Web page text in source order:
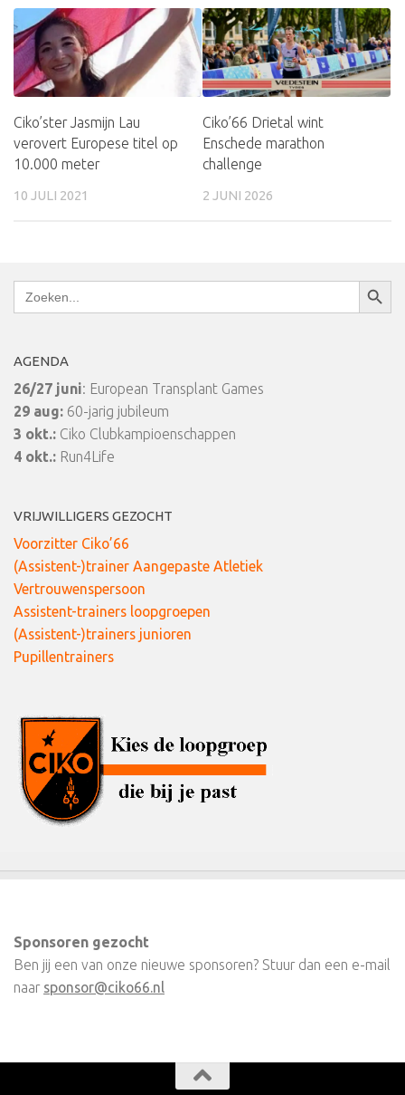
Ciko’ster Jasmijn Lau
verovert Europese titel op
10.000 meter
10 JULI 2021
Ciko’66 Drietal wint
Enschede marathon
challenge
2 JUNI 2026
Zoek
naar:
AGENDA
26/27 juni: European Transplant Games
29 aug: 60-jarig jubileum
3 okt.: Ciko Clubkampioenschappen
4 okt.: Run4Life
VRIJWILLIGERS GEZOCHT
Voorzitter Ciko’66
(Assistent-)trainer Aangepaste Atletiek
Vertrouwenspersoon
Assistent-trainers loopgroepen
(Assistent-)trainers junioren
Pupillentrainers
Sponsoren gezocht
Ben jij een van onze nieuwe sponsoren? Stuur dan een e-mail
naar sponsor@ciko66.nl